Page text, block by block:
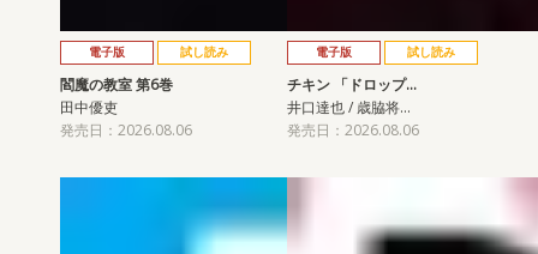
電子版 試し読み
閻魔の教室 第6巻
田中優吏
発売日：2026.08.06
電子版 試し読み
チキン 「ドロップ…
井口達也 / 歳脇将…
発売日：2026.08.06